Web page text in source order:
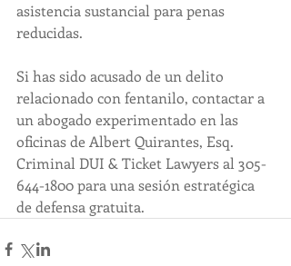
asistencia sustancial para penas
reducidas.
Si has sido acusado de un delito
relacionado con fentanilo, contactar a
un abogado experimentado en las
oficinas de Albert Quirantes, Esq.
Criminal DUI & Ticket Lawyers al 305-
644-1800 para una sesión estratégica
de defensa gratuita.